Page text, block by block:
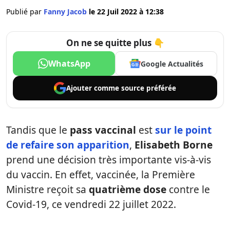
Publié par Fanny Jacob le 22 Juil 2022 à 12:38
On ne se quitte plus 👇
WhatsApp Google Actualités
Ajouter comme source préférée
Tandis que le pass vaccinal estsur le point
de refaire son apparition, Elisabeth Borne
prend une décision très importante vis-à-vis
du vaccin. En effet, vaccinée, la Première
Ministre reçoit sa quatrième dose contre le
Covid-19, ce vendredi 22 juillet 2022.